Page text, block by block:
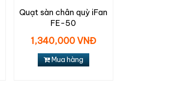
Quạt sàn chân quỳ iFan
FE-50
1,340,000 VNĐ
Mua hàng